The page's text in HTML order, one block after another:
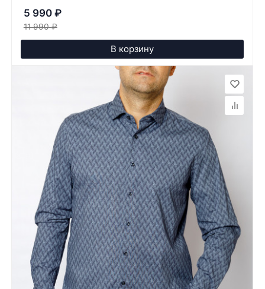
5 990 ₽
11 990 ₽
В корзину